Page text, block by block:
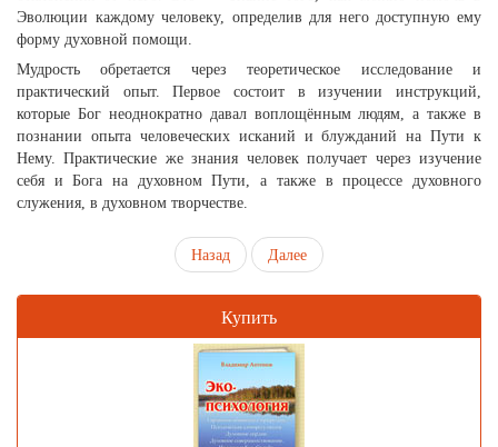
Эволюции каждому человеку, определив для него доступную ему
форму духовной помощи.
Мудрость обретается через теоретическое исследование и
практический опыт. Первое состоит в изучении инструкций,
которые Бог неоднократно давал воплощённым людям, а также в
познании опыта человеческих исканий и блужданий на Пути к
Нему. Практические же знания человек получает через изучение
себя и Бога на духовном Пути, а также в процессе духовного
служения, в духовном творчестве.
Назад Далее
Купить